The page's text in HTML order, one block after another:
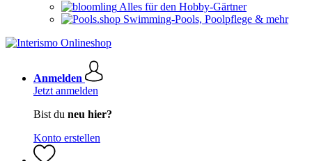
Alles für den Hobby-Gärtner
Swimming-Pools, Poolpflege & mehr
Anmelden
Jetzt anmelden
Bist du neu hier?
Konto erstellen